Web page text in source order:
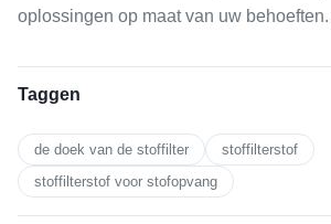
oplossingen op maat van uw behoeften.
Taggen
de doek van de stoffilter
stoffilterstof
stoffilterstof voor stofopvang